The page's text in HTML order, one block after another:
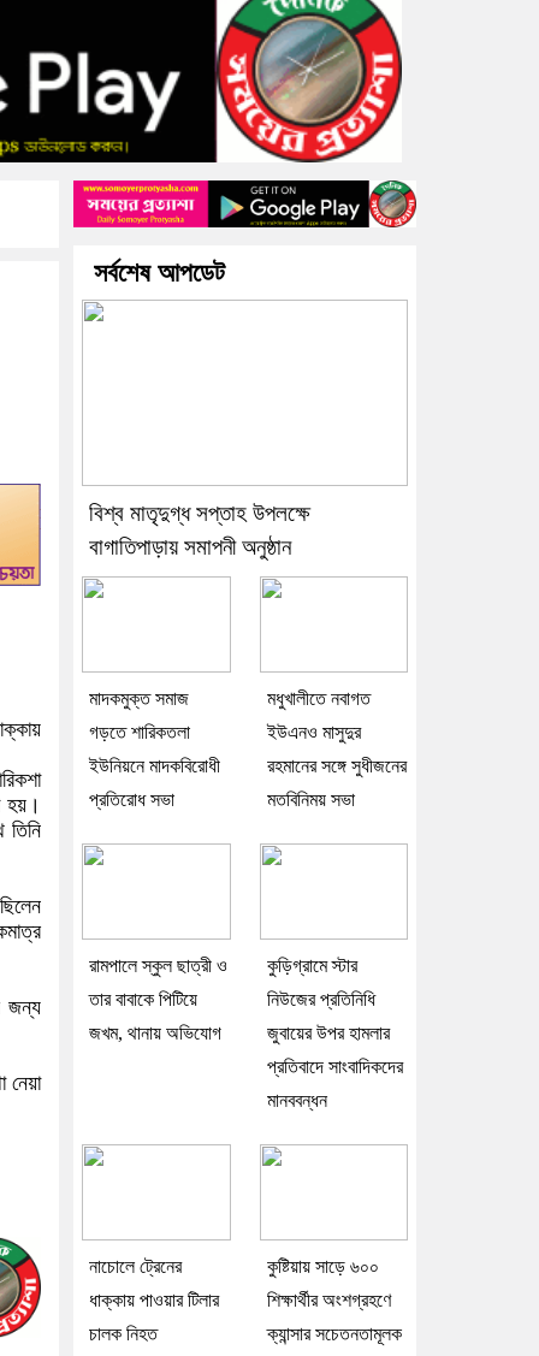
হয়।
জন্য
সর্বশেষ আপডেট
বিশ্ব মাতৃদুগ্ধ সপ্তাহ উপলক্ষে
বাগাতিপাড়ায় সমাপনী অনুষ্ঠান
মাদকমুক্ত সমাজ
গড়তে শারিকতলা
ইউনিয়নে মাদকবিরোধী
প্রতিরোধ সভা
মধুখালীতে নবাগত
ইউএনও মাসুদুর
রহমানের সঙ্গে সুধীজনের
মতবিনিময় সভা
রামপালে স্কুল ছাত্রী ও
তার বাবাকে পিটিয়ে
জখম, থানায় অভিযোগ
কুড়িগ্রামে স্টার
নিউজের প্রতিনিধি
জুবায়ের উপর হামলার
প্রতিবাদে সাংবাদিকদের
মানববন্ধন
নাচোলে ট্রেনের
ধাক্কায় পাওয়ার টিলার
চালক নিহত
কুষ্টিয়ায় সাড়ে ৬০০
শিক্ষার্থীর অংশগ্রহণে
ক্যান্সার সচেতনতামূলক